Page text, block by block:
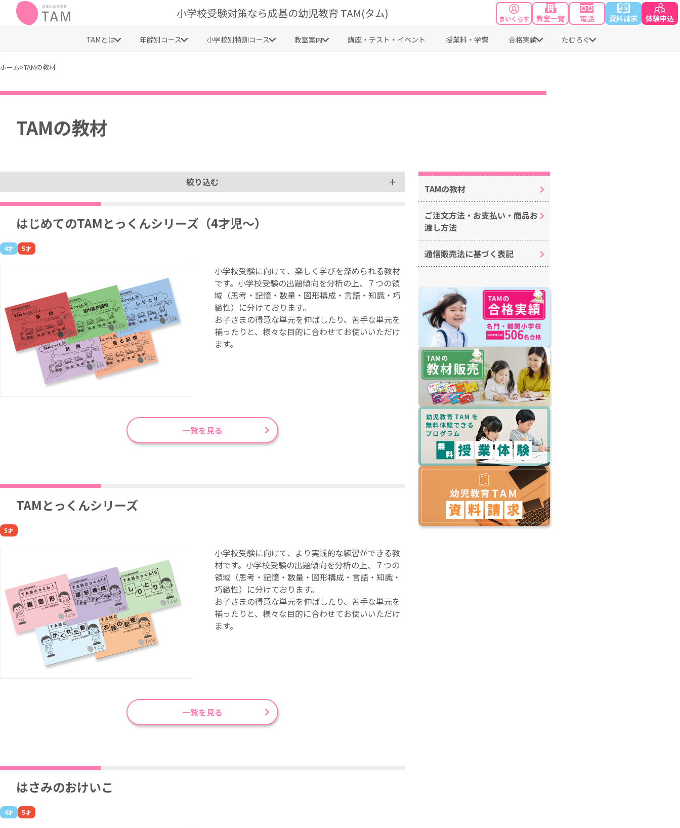
小学校受験対策なら成基の幼児教育 TAM(タム) まいくらす 教室一覧 電話 資料請求 体験申込
TAMとは 年齢別コース 小学校別特訓コース 教室案内 講座・テスト・イベント 授業料・学費 合格実績 たむろぐ
ホーム>TAMの教材
TAMの教材
絞り込む
はじめてのTAMとっくんシリーズ（4才児～）
4才 5才
小学校受験に向けて、楽しく学びを深められる教材
です。小学校受験の出題傾向を分析の上、７つの領
域（思考・記憶・数量・図形構成・言語・知識・巧
緻性）に分けております。
お子さまの得意な単元を伸ばしたり、苦手な単元を
補ったりと、様々な目的に合わせてお使いいただけ
ます。
一覧を見る
TAMとっくんシリーズ
5才
小学校受験に向けて、より実践的な練習ができる教
材です。小学校受験の出題傾向を分析の上、７つの
領域（思考・記憶・数量・図形構成・言語・知識・
巧緻性）に分けております。
お子さまの得意な単元を伸ばしたり、苦手な単元を
補ったりと、様々な目的に合わせてお使いいただけ
ます。
一覧を見る
はさみのおけいこ
4才 5才
TAMの教材
ご注文方法・お支払い・商品お
渡し方法
通信販売法に基づく表記